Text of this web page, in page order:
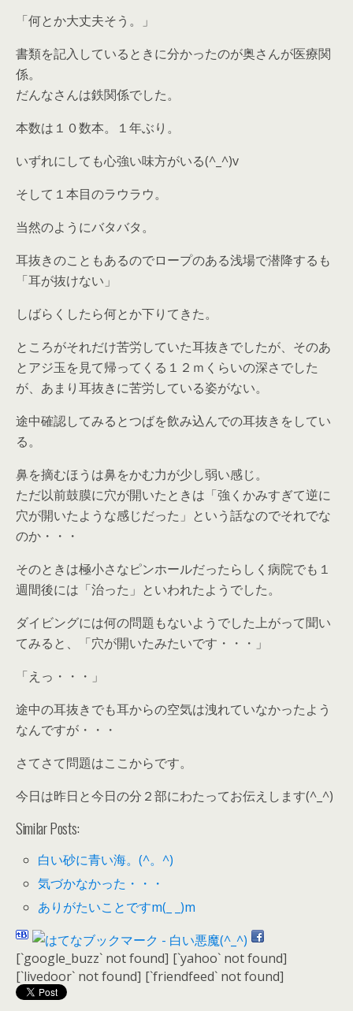
「何とか大丈夫そう。」
書類を記入しているときに分かったのが奥さんが医療関
係。
だんなさんは鉄関係でした。
本数は１０数本。１年ぶり。
いずれにしても心強い味方がいる(^_^)v
そして１本目のラウラウ。
当然のようにバタバタ。
耳抜きのこともあるのでロープのある浅場で潜降するも
「耳が抜けない」
しばらくしたら何とか下りてきた。
ところがそれだけ苦労していた耳抜きでしたが、そのあ
とアジ玉を見て帰ってくる１２ｍくらいの深さでした
が、あまり耳抜きに苦労している姿がない。
途中確認してみるとつばを飲み込んでの耳抜きをしてい
る。
鼻を摘むほうは鼻をかむ力が少し弱い感じ。
ただ以前鼓膜に穴が開いたときは「強くかみすぎて逆に
穴が開いたような感じだった」という話なのでそれでな
のか・・・
そのときは極小さなピンホールだったらしく病院でも１
週間後には「治った」といわれたようでした。
ダイビングには何の問題もないようでした上がって聞い
てみると、「穴が開いたみたいです・・・」
「えっ・・・」
途中の耳抜きでも耳からの空気は洩れていなかったよう
なんですが・・・
さてさて問題はここからです。
今日は昨日と今日の分２部にわたってお伝えします(^_^)
Similar Posts:
白い砂に青い海。(^。^)
気づかなかった・・・
ありがたいことですm(_ _)m
[`google_buzz` not found] [`yahoo` not found]
[`livedoor` not found] [`friendfeed` not found]